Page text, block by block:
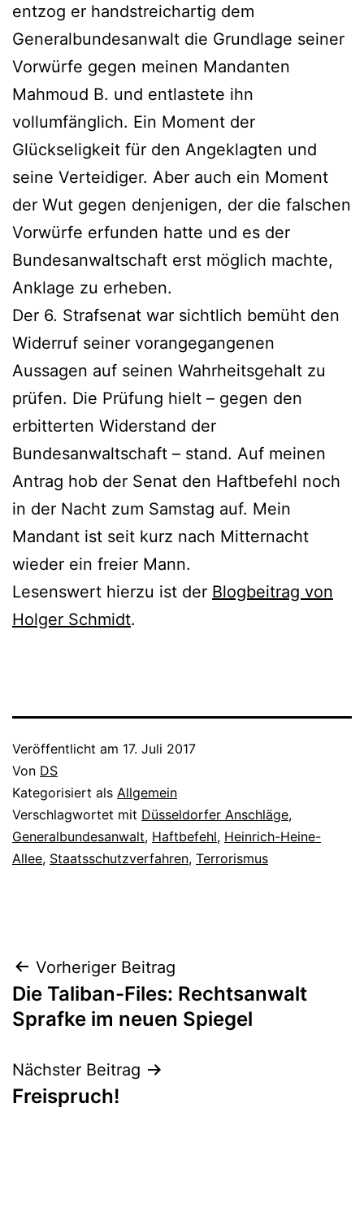
entzog er handstreichartig dem
Generalbundesanwalt die Grundlage seiner
Vorwürfe gegen meinen Mandanten
Mahmoud B. und entlastete ihn
vollumfänglich. Ein Moment der
Glückseligkeit für den Angeklagten und
seine Verteidiger. Aber auch ein Moment
der Wut gegen denjenigen, der die falschen
Vorwürfe erfunden hatte und es der
Bundesanwaltschaft erst möglich machte,
Anklage zu erheben.
Der 6. Strafsenat war sichtlich bemüht den
Widerruf seiner vorangegangenen
Aussagen auf seinen Wahrheitsgehalt zu
prüfen. Die Prüfung hielt – gegen den
erbitterten Widerstand der
Bundesanwaltschaft – stand. Auf meinen
Antrag hob der Senat den Haftbefehl noch
in der Nacht zum Samstag auf. Mein
Mandant ist seit kurz nach Mitternacht
wieder ein freier Mann.
Lesenswert hierzu ist der Blogbeitrag von
Holger Schmidt.
Veröffentlicht am 17. Juli 2017
Von DS
Kategorisiert als Allgemein
Verschlagwortet mit Düsseldorfer Anschläge,
Generalbundesanwalt, Haftbefehl, Heinrich-Heine-
Allee, Staatsschutzverfahren, Terrorismus
Vorheriger Beitrag
Die Taliban-Files: Rechtsanwalt
Sprafke im neuen Spiegel
Nächster Beitrag
Freispruch!